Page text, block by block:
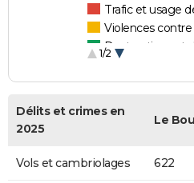
Trafic et usage
Violences
Destructions et
1/2
Délits et crimes en
2025
Le
Vols et cambriolages 622